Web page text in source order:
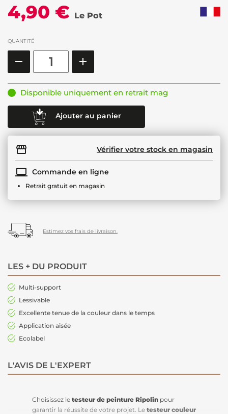
4,90 € Le Pot
QUANTITÉ
Disponible uniquement en retrait mag
Ajouter au panier
Vérifier votre stock en magasin
Commande en ligne
Retrait gratuit en magasin
Estimez vos frais de livraison.
LES + DU PRODUIT
Multi-support
Lessivable
Excellente tenue de la couleur dans le temps
Application aisée
Ecolabel
L'AVIS DE L'EXPERT
Choisissez le testeur de peinture Ripolin pour
garantir la réussite de votre projet. Le testeur couleur